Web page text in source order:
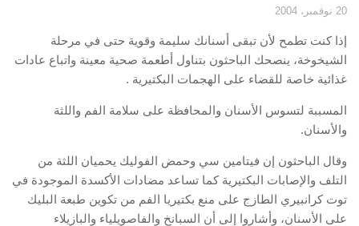
20 نوفمبر، 2004
إذا كنت تطمح لأن تبقى أسنانك سليمة وقوية حتى في مرحلة
الشيخوخة، ينصحك الباحثون بتناول أطعمة صحية معينة واتباع عادات
غذائية خاصة للقضاء على الهجمات البكتيرية .
المسببة لتسوس الأسنان والمحافظة على سلامة الفم واللثة
والأسنان.
وقال الباحثون إن فيتامين سي وحمض الفوليك يحميان اللثة من
التلف والإصابات البكتيرية كما تساعد مضادات الأكسدة الموجودة في
توت كرانبيري الطازج على منع بكتيريا الفم من تكوين طبعة البليك
على الأسنان، وأشاروا إلى أن السبانخ والفاصويلياء والبازيلاء